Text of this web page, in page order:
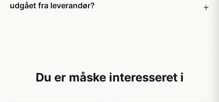
udgået fra leverandør?
Du er måske interesseret i